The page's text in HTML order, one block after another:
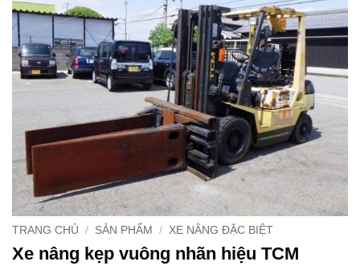
TRANG CHỦ / SẢN PHẨM / XE NÂNG ĐẶC BIỆT
Xe nâng kẹp vuông nhãn hiệu TCM